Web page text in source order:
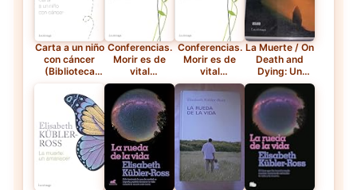
Carta a un niño
con cáncer
(Biblioteca
Kübler-Ross)
— Tapa blanda
Conferencias.
Morir es de
vital
importancia
(Biblioteca
Elisabeth
Kübler-Ross)
— Libro
electrónico
Conferencias.
Morir es de
vital
importancia
(Biblioteca
Elisabeth
La Muerte / On
Death and
Dying: Un
Amanecer —
Tapa blanda